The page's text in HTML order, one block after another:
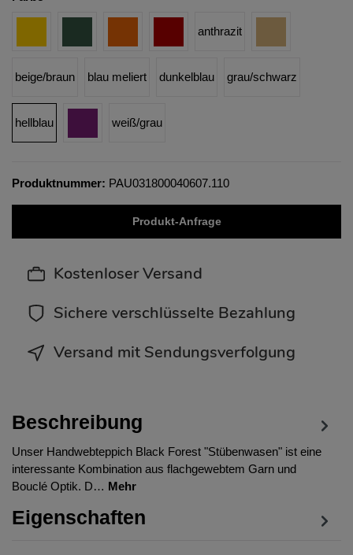
anthrazit
beige/braun blau meliert dunkelblau grau/schwarz
hellblau weiß/grau
Produktnummer: PAU031800040607.110
Produkt-Anfrage
Kostenloser Versand
Sichere verschlüsselte Bezahlung
Versand mit Sendungsverfolgung
Beschreibung
Unser Handwebteppich Black Forest "Stübenwasen" ist eine
interessante Kombination aus flachgewebtem Garn und
Bouclé Optik. D… Mehr
Eigenschaften